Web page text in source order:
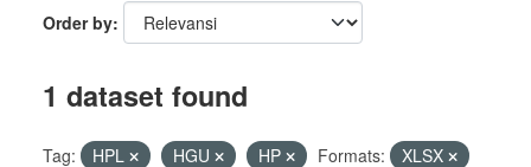
Order by
1 dataset found
Tag: HPL HGU HP Formats:
XLSX